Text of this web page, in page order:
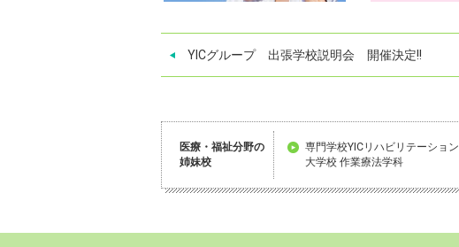
YICグループ 出張学校説明会 開催決定!!
医療・福祉分野の
姉妹校
専門学校YICリハビリテーション
大学校 作業療法学科